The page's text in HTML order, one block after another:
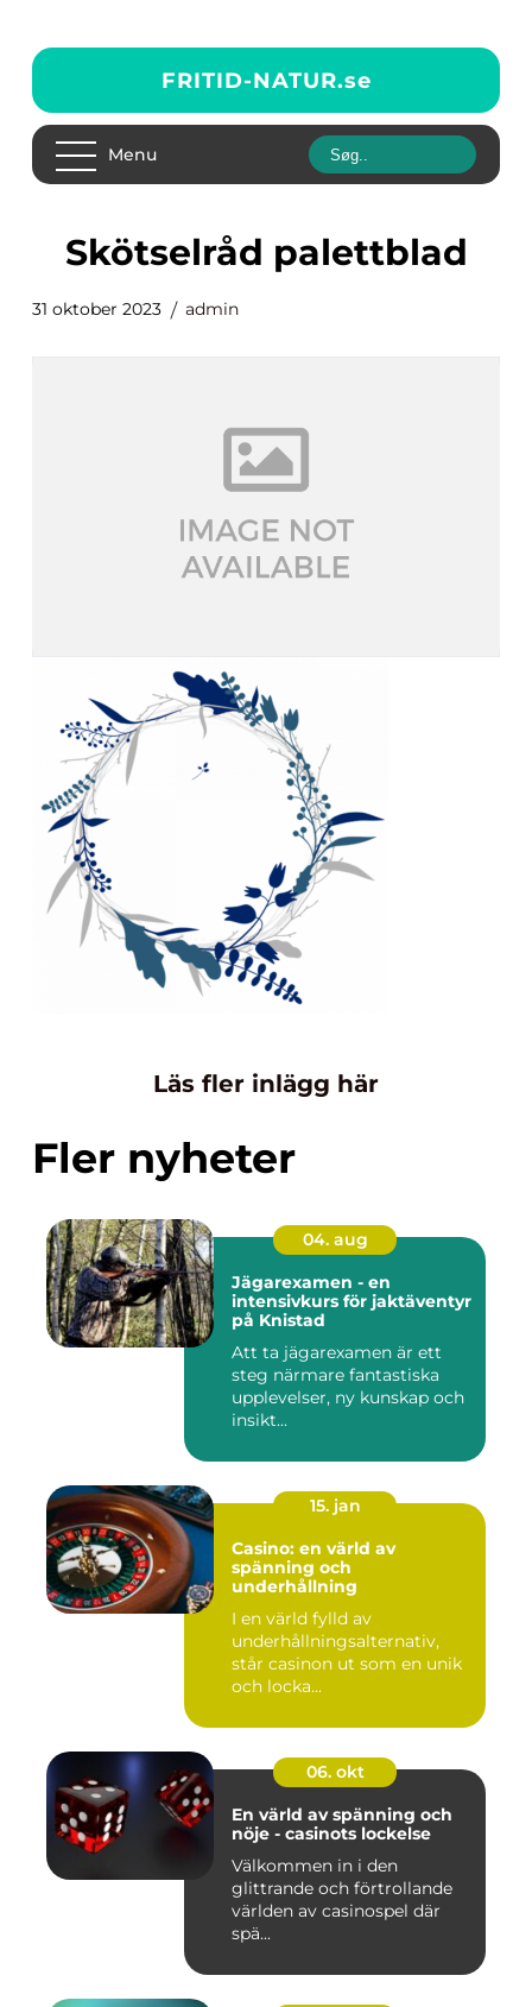
FRITID-NATUR.se
Menu
skötselråd palettblad
31 oktober 2023 admin
Läs fler inlägg här
Fler nyheter
04. aug
Jägarexamen - en
intensivkurs för jaktäventyr
på Knistad
Att ta jägarexamen är ett
steg närmare fantastiska
upplevelser, ny kunskap och
insikt...
15. jan
Casino: en värld av
spänning och
underhållning
I en värld fylld av
underhållningsalternativ,
står casinon ut som en unik
och locka...
06. okt
En värld av spänning och
nöje - casinots lockelse
Välkommen in i den
glittrande och förtrollande
världen av casinospel där
spä...